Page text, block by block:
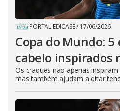
PORTAL EDICASE/ 17/06/2026
Copa do Mundo: 5
cabelo inspirados
Os craques não apenas
mas também ajudam a ditar